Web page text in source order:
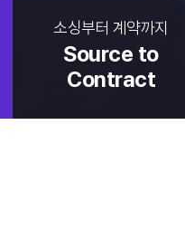
소싱부터 계약까지
Source to
Contract